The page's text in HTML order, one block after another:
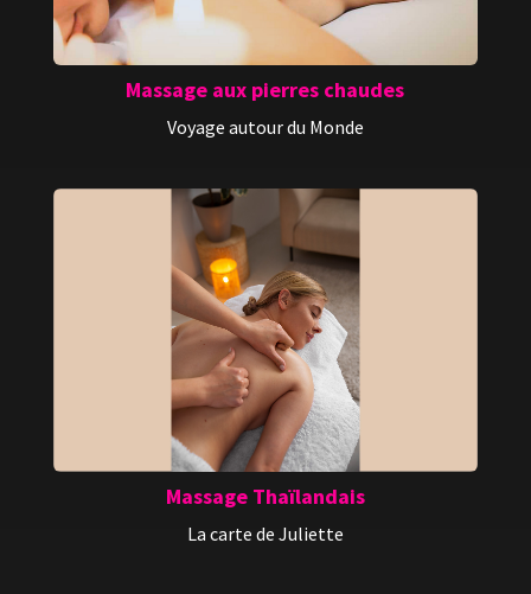
Massage aux pierres chaudes
Voyage autour du Monde
Massage Thaïlandais
La carte de Juliette